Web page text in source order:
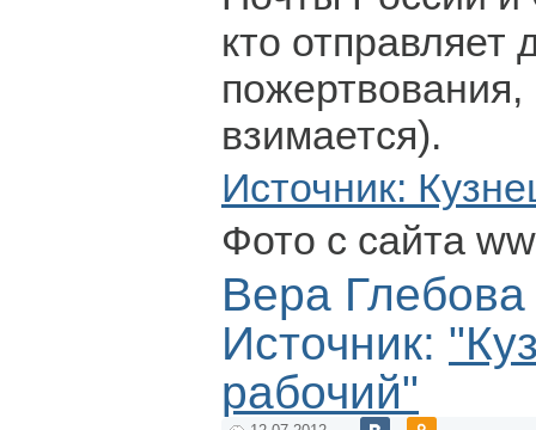
кто отправляет
взимается).
Источник:
Фото с сайта
Вера Глебова
Источник:
рабочий"